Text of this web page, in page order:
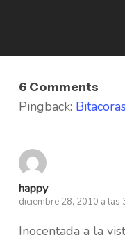
6 Comments
Pingback:
happy
diciembre 28, 2010 a las
Inocentada a la